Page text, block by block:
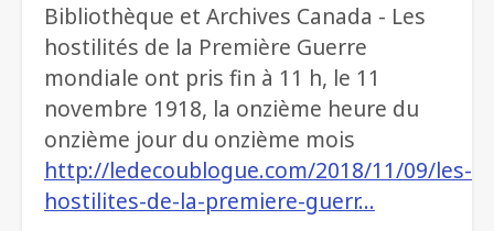
Bibliothèque et Archives Canada - Les
hostilités de la Première Guerre
mondiale ont pris fin à 11 h, le 11
novembre 1918, la onzième heure du
onzième jour du onzième mois
http://ledecoublogue.com/2018/11/09/les-
hostilites-de-la-premiere-guerr…